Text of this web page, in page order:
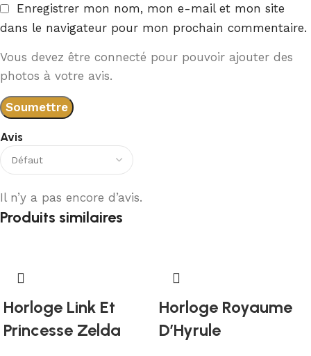
Avis
Il n’y a pas encore d’avis.
Enregistrer mon nom, mon e-mail et mon site
dans le navigateur pour mon prochain commentaire.
Vous devez être connecté pour pouvoir ajouter des
photos à votre avis.
Produits similaires
Horloge Link Et
Princesse Zelda
Horloge Royaume
D’Hyrule